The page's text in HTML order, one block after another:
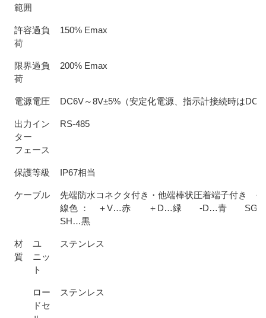
範囲
許容過負
荷
150% Emax
限界過負
荷
200% Emax
電源電圧 DC6V～8V±5%（安定化電源、指示計接続時は
出力イン
ター
フェース
RS-485
保護等級 IP67相当
ケーブル
先端防水コネクタ付き・他端棒状圧着端子付き
線色 ： ＋V…赤 ＋D…緑 -D…青
SH…黒
材
質
ユ
ニッ
ト
ステンレス
ロー
ドセ
ステンレス